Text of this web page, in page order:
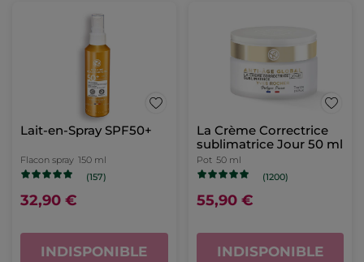
Lait-en-Spray SPF50+
Flacon spray 150 ml
(157)
32,90 €
INDISPONIBLE
La Crème Correctrice
sublimatrice Jour 50 ml
Pot 50 ml
(1200)
55,90 €
INDISPONIBLE